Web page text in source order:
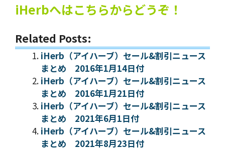
iHerbへはこちらからどうぞ！
Related Posts:
iHerb（アイハーブ）セール&割引ニュース
まとめ 2016年1月14日付
iHerb（アイハーブ）セール&割引ニュース
まとめ 2016年1月21日付
iHerb（アイハーブ）セール&割引ニュース
まとめ 2021年6月1日付
iHerb（アイハーブ）セール&割引ニュース
まとめ 2021年8月23日付